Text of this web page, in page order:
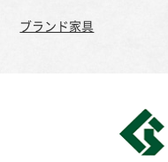
ブランド家具